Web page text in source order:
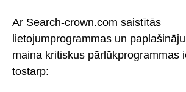
Ar Search-crown.com saistītās
lietojumprogrammas un
maina kritiskus pārlūkprogrammas
tostarp: